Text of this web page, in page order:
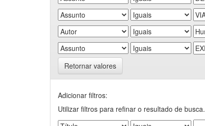
Retornar valores
Adicionar filtros:
Utilizar filtros para refinar o resultado de busca.